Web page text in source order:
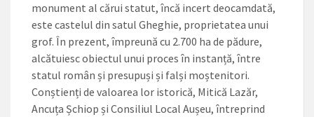
monument al cărui statut, încă incert deocamdată,
este castelul din satul Gheghie, proprietatea unui
grof. În prezent, împreună cu 2.700 ha de pădure,
alcătuiesc obiectul unui proces în instanță, între
statul român și presupuși și falși moștenitori.
Conștienți de valoarea lor istorică, Mitică Lazăr,
Ancuța Șchiop și Consiliul Local Aușeu, întreprind